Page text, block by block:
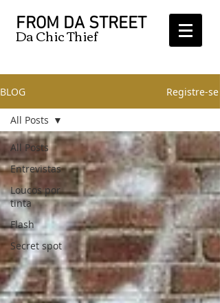
FROM DA STREET
Da Chic Thief
BLOG Registre-se
All Posts
Entrevistas
Loucos por
tinta
Flash
Secret spot
All Posts